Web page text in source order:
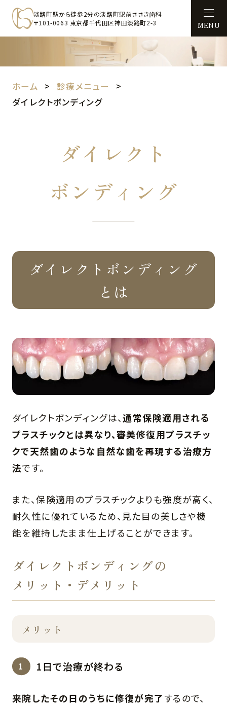
淡路町駅から徒歩2分の淡路町駅前ささき歯科
〒101-0063 東京都千代田区神田淡路町2-3
MENU
ホーム
診療メニュー
ダイレクトボンディング
ダイレクト
ボンディング
ダイレクトボンディング
とは
ダイレクトボンディングは、通常保険適用される
プラスチックとは異なり、審美修復用プラスチッ
クで天然歯のような自然な歯を再現する治療方
法です。
また、保険適用のプラスチックよりも強度が高く、
耐久性に優れているため、見た目の美しさや機
能を維持したまま仕上げることができます。
ダイレクトボンディングの
メリット・デメリット
メリット
1日で治療が終わる
来院したその日のうちに修復が完了するので、